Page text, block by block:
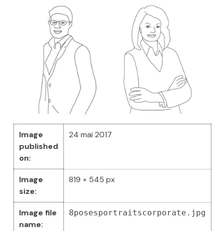
Image
published
on:
24 mai 2017
Image
size:
819 × 545 px
Image file
name:
8posesportraitscorporate.jpg